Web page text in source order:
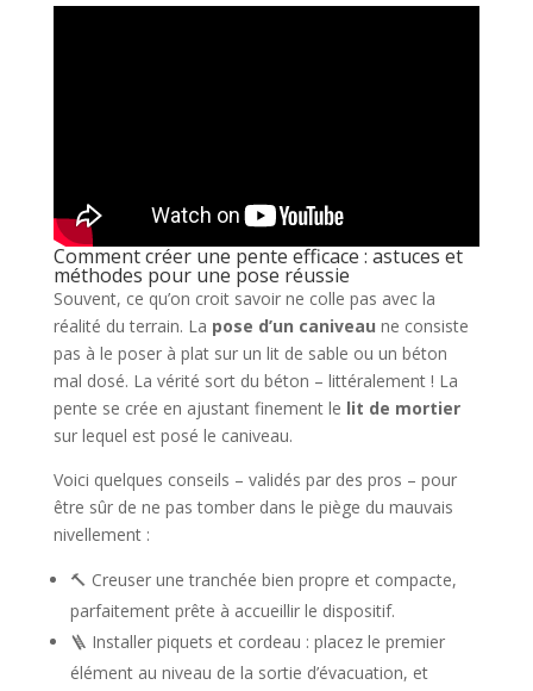
Comment créer une pente efficace : astuces et
méthodes pour une pose réussie
Souvent, ce qu’on croit savoir ne colle pas avec la
réalité du terrain. La pose d’un caniveau ne consiste
pas à le poser à plat sur un lit de sable ou un béton
mal dosé. La vérité sort du béton – littéralement ! La
pente se crée en ajustant finement le lit de mortier
sur lequel est posé le caniveau.
Voici quelques conseils – validés par des pros – pour
être sûr de ne pas tomber dans le piège du mauvais
nivellement :
🔨 Creuser une tranchée bien propre et compacte,
parfaitement prête à accueillir le dispositif.
🪜 Installer piquets et cordeau : placez le premier
élément au niveau de la sortie d’évacuation, et